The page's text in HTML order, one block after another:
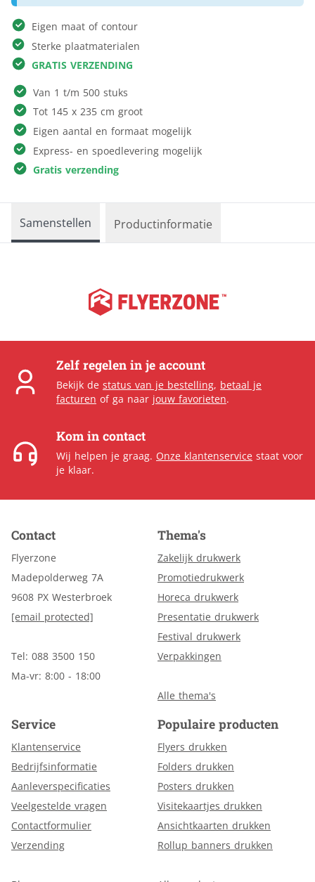
Eigen maat of contour
Sterke plaatmaterialen
GRATIS VERZENDING
Van 1 t/m 500 stuks
Tot 145 x 235 cm groot
Eigen aantal en formaat mogelijk
Express- en spoedlevering mogelijk
Gratis verzending
Samenstellen Productinformatie
Zelf regelen in je account
Bekijk de status van je bestelling, betaal je
facturen of ga naar jouw favorieten.
Kom in contact
Wij helpen je graag. Onze klantenservice staat voor
je klaar.
Contact
Flyerzone
Madepolderweg 7A
9608 PX Westerbroek
[email protected]
Tel: 088 3500 150
Ma-vr: 8:00 - 18:00
Thema's
Zakelijk drukwerk
Promotiedrukwerk
Horeca drukwerk
Presentatie drukwerk
Festival drukwerk
Verpakkingen
Alle thema's
Service
Klantenservice
Bedrijfsinformatie
Aanleverspecificaties
Veelgestelde vragen
Contactformulier
Verzending
Populaire producten
Flyers drukken
Folders drukken
Posters drukken
Visitekaartjes drukken
Ansichtkaarten drukken
Rollup banners drukken